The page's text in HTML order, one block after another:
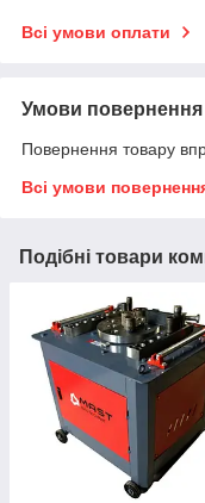
Всі умови оплати
Умови повернення
Повернення товару
Всі умови
Подібні товари